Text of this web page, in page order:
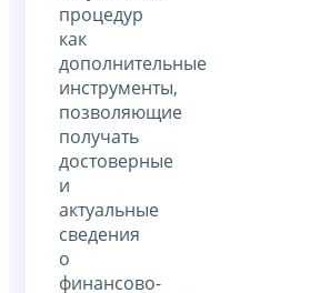
процедур
как
дополнительные
инструменты,
позволяющие
получать
достоверные
и
актуальные
сведения
о
финансово-